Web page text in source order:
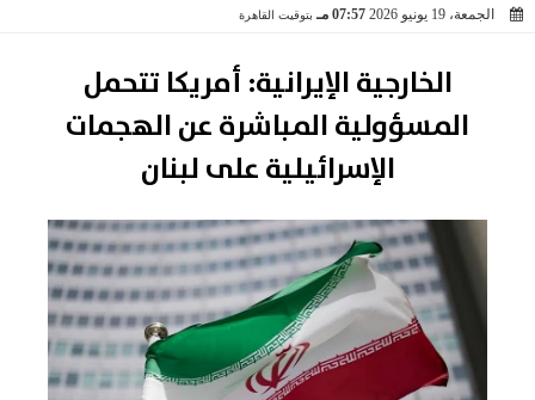
الجمعة، 19 يونيو 2026
07:57 مـ بتوقيت القاهرة
الخارجية الإيرانية: أمريكا تتحمل
المسؤولية المباشرة عن الهجمات
الإسرائيلية على لبنان